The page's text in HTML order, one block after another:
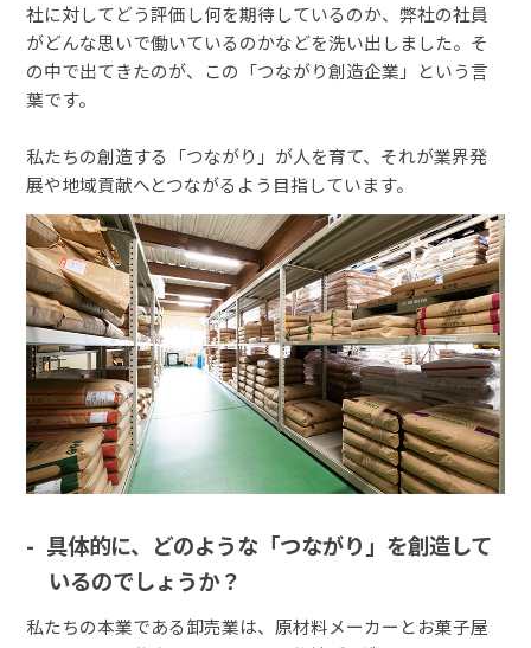
社に対してどう評価し何を期待しているのか、弊社の社員
がどんな思いで働いているのかなどを洗い出しました。そ
の中で出てきたのが、この「つながり創造企業」という言
葉です。
私たちの創造する「つながり」が人を育て、それが業界発
展や地域貢献へとつながるよう目指しています。
具体的に、どのような「つながり」を創造して
いるのでしょうか？
私たちの本業である卸売業は、原材料メーカーとお菓子屋